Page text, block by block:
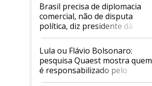
Brasil precisa de diplomacia
comercial, não de disputa
política, diz presidente da
Faesp
Lula ou Flávio Bolsonaro:
pesquisa Quaest mostra quem
é responsabilizado pelo
tarifaço dos EUA